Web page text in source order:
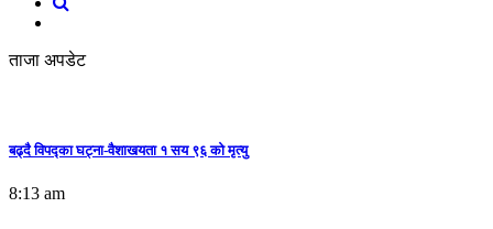
ताजा अपडेट
बढ्दै विपद्का घट्ना-वैशाखयता १ सय ९६ को मृत्यु
8:13 am